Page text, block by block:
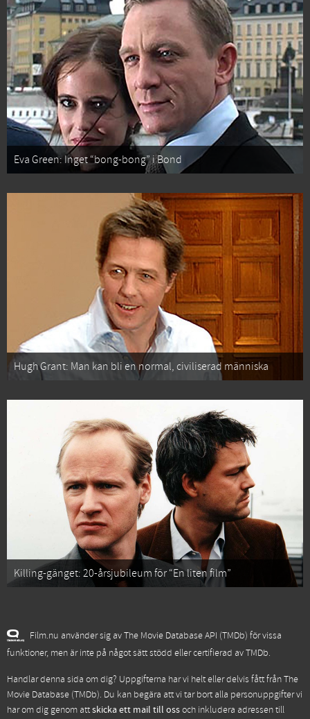
Eva Green: Inget “bong-bong” i Bond
Hugh Grant: Man kan bli en normal, civiliserad människa
Killing-gänget: 20-årsjubileum för “En liten film”
Film.nu använder sig av The Movie Database API (TMDb) för vissa
funktioner, men är inte på något sätt stödd eller certifierad av TMDb.
Handlar denna sida om dig? Uppgifterna har vi helt eller delvis fått frånThe
Movie Database (TMDb). Du kan begära att vi tar bort alla personuppgifter vi
har om dig genom attskicka ett mail till ossoch inkludera adressen till